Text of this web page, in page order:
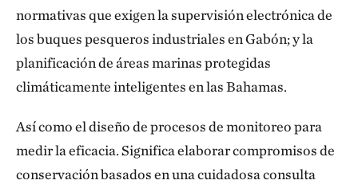
normativas que exigen la supervisión electrónica de
los buques pesqueros industriales en Gabón; y la
planificación de áreas marinas protegidas
climáticamente inteligentes en las Bahamas.
Así como el diseño de procesos de monitoreo para
medir la eficacia. Significa elaborar compromisos de
conservación basados en una cuidadosa consulta